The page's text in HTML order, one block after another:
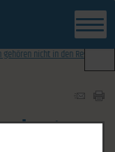
nicht in den Restmüll -